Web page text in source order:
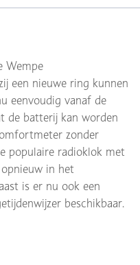
Wempe
een nieuwe ring kunnen
eenvoudig vanaf de
de batterij kan worden
zonder
populaire radioklok met
in het
is er nu ook een
beschikbaar.